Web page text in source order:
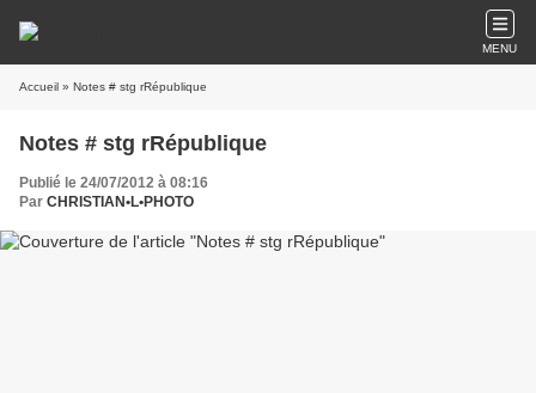
MENU
Accueil » Notes # stg rRépublique
Notes # stg rRépublique
Publié le 24/07/2012 à 08:16
Par CHRISTIAN•L•PHOTO